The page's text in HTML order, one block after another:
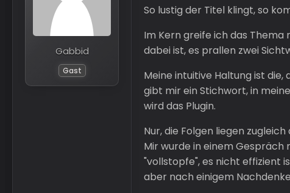
Gabbid
Gast
So lustig der Titel klingt, so
Im Kern greife ich das Thema
dabei ist, es prallen zwei
Meine intuitive Haltung ist die,
gibt mir ein Stichwort, in
wird das Plugin.
Nur, die Folgen liegen
Mir wurde in einem Gespräch
"vollstopfe", es nicht effizient
aber nach einigem